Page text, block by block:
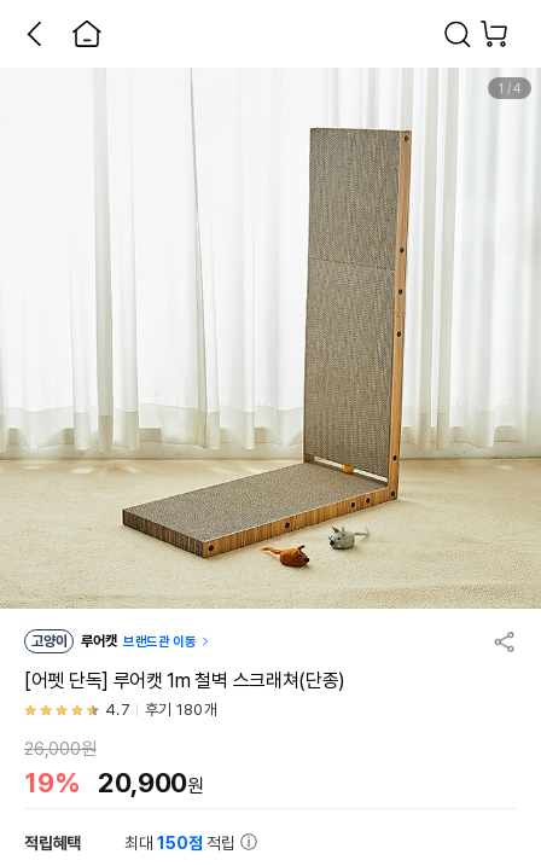
1 /4
고양이 루어캣 브랜드관 이동
[어펫 단독] 루어캣 1m 철벽 스크래쳐(단종)
4.7 후기 180개
26,000원
19% 20,900원
적립혜택 최대150점 적립